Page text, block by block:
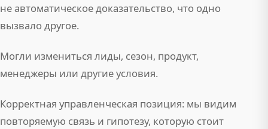
не автоматическое доказательство, что одно
вызвало другое.
Могли измениться лиды, сезон, продукт,
менеджеры или другие условия.
Корректная управленческая позиция: мы видим
повторяемую связь и гипотезу, которую стоит